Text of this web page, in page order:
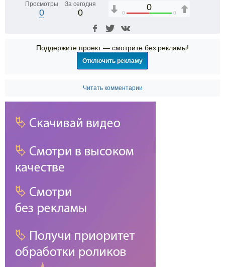
Просмотры
0
За сегодня
0
0
0 0
Поддержите проект — смотрите без рекламы!
Отключить рекламу
Читать комментарии